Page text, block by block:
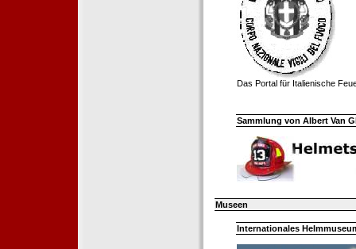
Das Portal für Italienische
Sammlung von Albert Van
Museen
Internationales